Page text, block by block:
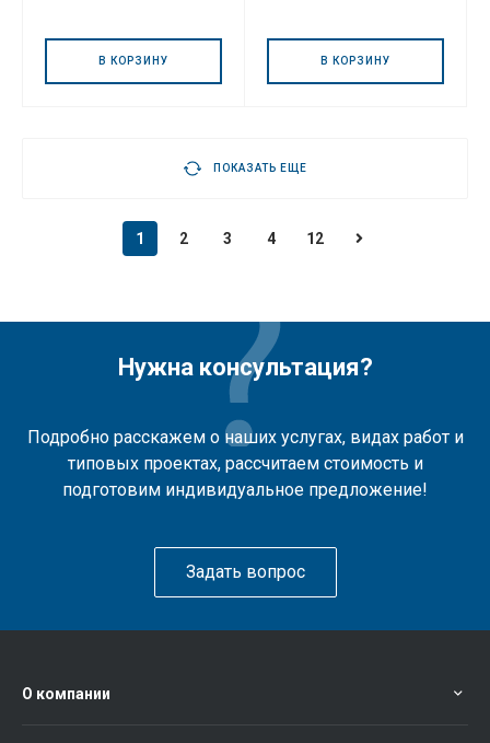
В КОРЗИНУ В КОРЗИНУ
ПОКАЗАТЬ ЕЩЕ
1 2 3 4 12
Нужна консультация?
Подробно расскажем о наших услугах, видах работ и
типовых проектах, рассчитаем стоимость и
подготовим индивидуальное предложение!
Задать вопрос
О компании